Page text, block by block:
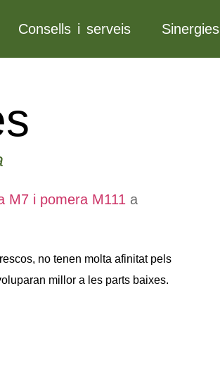
Consells i serveis Sinergies
M7 i pomera M111 a
no tenen molta afinitat pels
millor a les parts baixes.